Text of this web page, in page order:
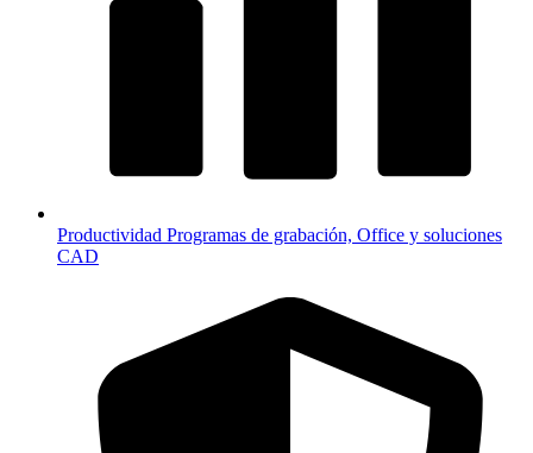
Productividad Programas de grabación, Office y soluciones
CAD